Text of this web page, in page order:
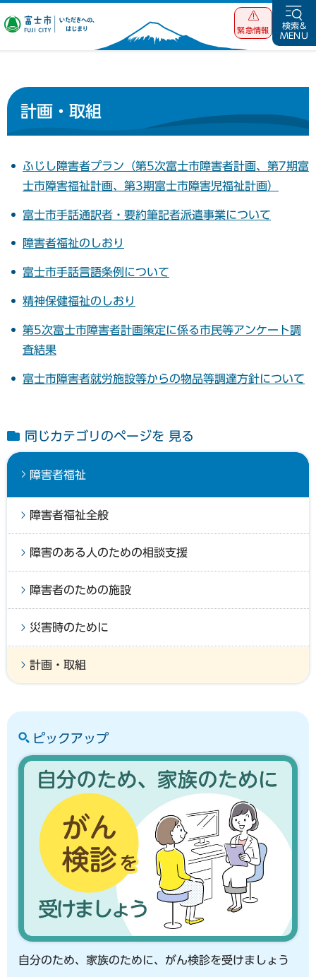
富士市 いただ
緊急情報
検索&
MENU
計画・取組
ふじし障害者プラン（第5次富士市障害者計画、第7期富
士市障害福祉計画、第3期富士市障害児福祉計画）
富士市手話通訳者・要約筆記者派遣事業について
障害者福祉のしおり
富士市手話言語条例について
精神保健福祉のしおり
第5次富士市障害者計画策定に係る市民等アンケート調
査結果
富士市障害者就労施設等からの物品等調達方針について
同じカテゴリのページを 見る
障害者福祉
障害者福祉全般
障害のある人のための相談支援
障害者のための施設
災害時のために
計画・取組
ピックアップ
自分のため、家族のために、がん検診を受けましょう